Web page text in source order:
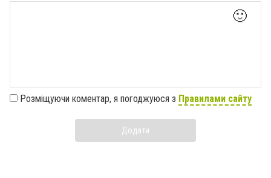
🙂
Розміщуючи коментар, я погоджуюся з Правилами сайту
Додати